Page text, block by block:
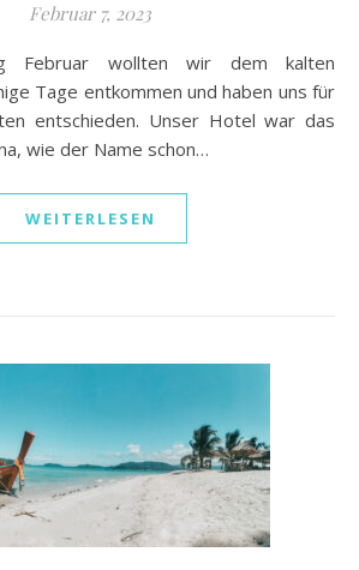
Februar 7, 2023
Tage entkommen und haben uns für
entschieden. Unser Hotel war das
wie der Name schon…
WEITERLESEN